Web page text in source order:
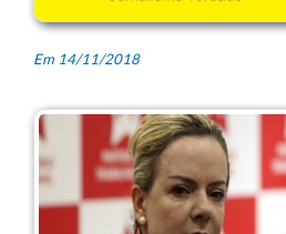
Em 14/11/2018